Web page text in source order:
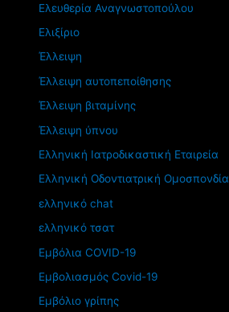
Ελευθερία Αναγνωστοπούλου
Ελιξίριο
Έλλειψη
Έλλειψη αυτοπεποίθησης
Έλλειψη βιταμίνης
Έλλειψη ύπνου
Ελληνική Ιατροδικαστική Εταιρεία
Ελληνική Οδοντιατρική Ομοσπονδία
ελληνικό chat
ελληνικό τσατ
Εμβόλια COVID-19
Εμβολιασμός Covid-19
Εμβόλιο γρίπης